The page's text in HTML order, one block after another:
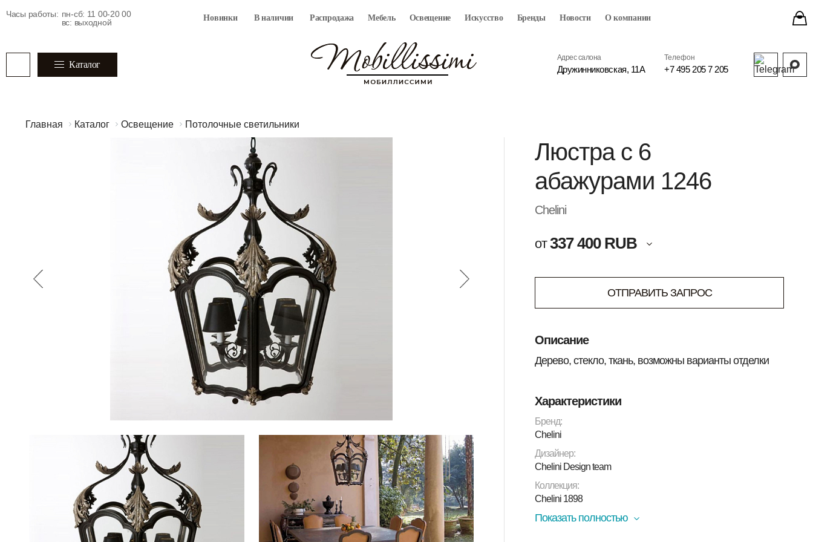
Часы работы: пн-сб: 11 00-20 00
вс: выходной
Новинки В наличии Распродажа Мебель Освещение Искусство Бренды Новости О компании
Каталог
Адрес салона
Дружинниковская, 11А
Телефон
+7 495 205 7 205
Главная Каталог Освещение Потолочные светильники
Люстра с 6
абажурами 1246
Chelini
от 337 400 RUB
ОТПРАВИТЬ ЗАПРОС
Описание
Дерево, стекло, ткань, возможны варианты отделки
Характеристики
Бренд:
Chelini
Дизайнер:
Chelini Design team
Коллекция:
Chelini 1898
Показать полностью